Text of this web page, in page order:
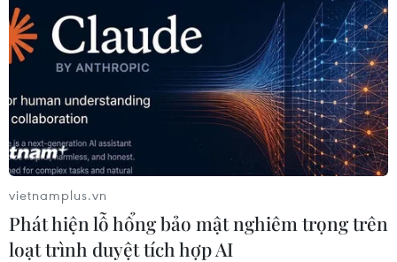
vietnamplus.vn
Phát hiện lỗ hổng bảo mật nghiêm trọng trên
loạt trình duyệt tích hợp AI